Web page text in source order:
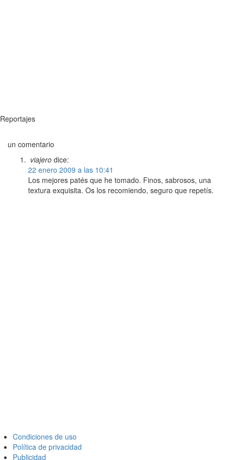
Reportajes
un comentario
viajero dice:
22 enero 2009 a las 10:41
Los mejores patés que he tomado. Finos, sabrosos, una
textura exquisita. Os los recomiendo, seguro que repetís.
Condiciones de uso
Política de privacidad
Publicidad